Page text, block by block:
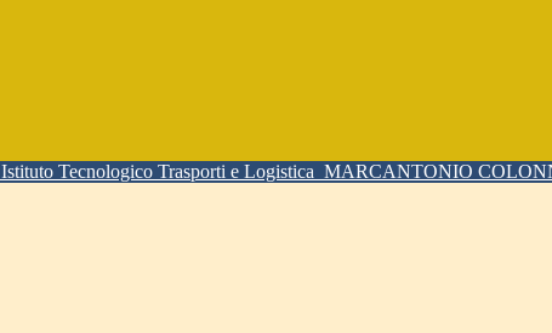
Istituto Tecnologico Trasporti e Logistica MARCANTONIO